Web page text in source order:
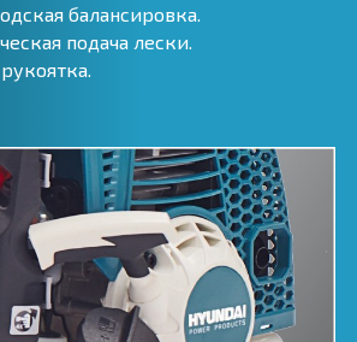
балансировка.
подача лески.